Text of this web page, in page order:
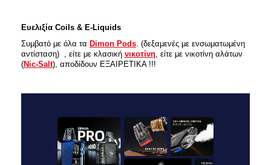
Ευελιξία Coils & E-Liquids
Συμβατό με όλα τα Dimon Pods . (δεξαμενές με ενσωματωμένη
αντίσταση) , είτε με κλασική νικοτίνη , είτε με νικοτίνη αλάτων
(Nic-Salt), αποδίδουν ΕΞΑΙΡΕΤΙΚΑ !!!